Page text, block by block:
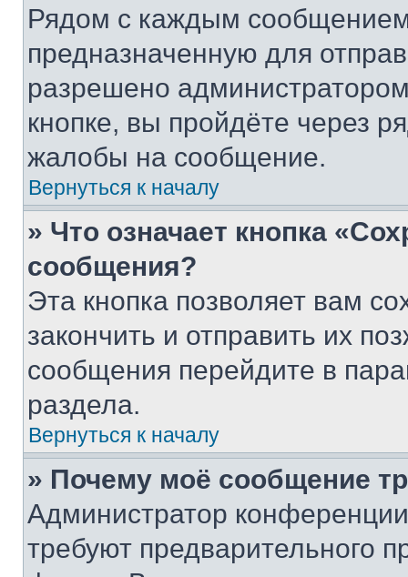
Рядом с каждым сообщением
предназначенную для
разрешено
кнопке, вы пройдёте через
жалобы на сообщение.
Вернуться к началу
» Что означает кнопка
сообщения?
Эта кнопка позволяет вам
закончить и отправить их
сообщения перейдите в
раздела.
Вернуться к началу
» Почему моё сообщение
Администратор
требуют предварительного